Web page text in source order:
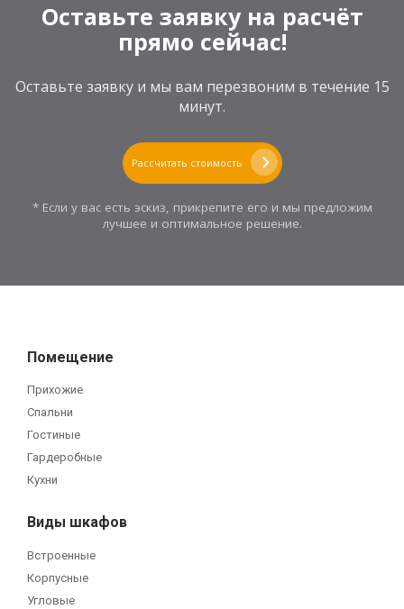
Оставьте заявку на расчёт
прямо сейчас!
Оставьте заявку и мы вам перезвоним в течение 15
минут.
Рассчитать стоимость
* Если у вас есть эскиз, прикрепите его и мы предложим
лучшее и оптимальное решение.
Помещение
Прихожие
Спальни
Гостиные
Гардеробные
Кухни
Виды шкафов
Встроенные
Корпусные
Угловые